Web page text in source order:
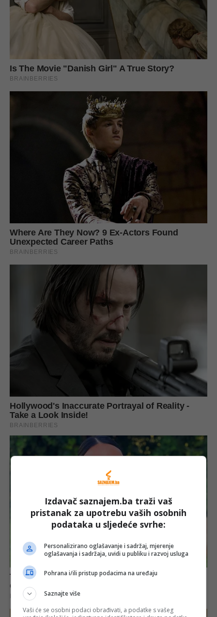
Izdavač saznajem.ba traži vaš
pristanak za upotrebu vaših osobnih
podataka u sljedeće svrhe:
Personalizirano oglašavanje i sadržaj, mjerenje
oglašavanja i sadržaja, uvidi u publiku i razvoj usluga
Pohrana i/ili pristup podacima na uređaju
Saznajte više
Vaši će se osobni podaci obrađivati, a podatke s vašeg